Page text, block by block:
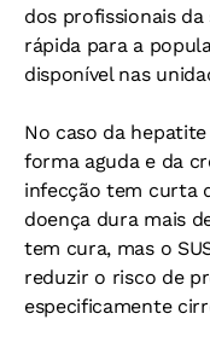
dos profissionais
rápida para a
disponível nas
No caso da
forma aguda e da
infecção tem curta
doença dura mais
tem cura, mas o
reduzir o risco de
especificamente